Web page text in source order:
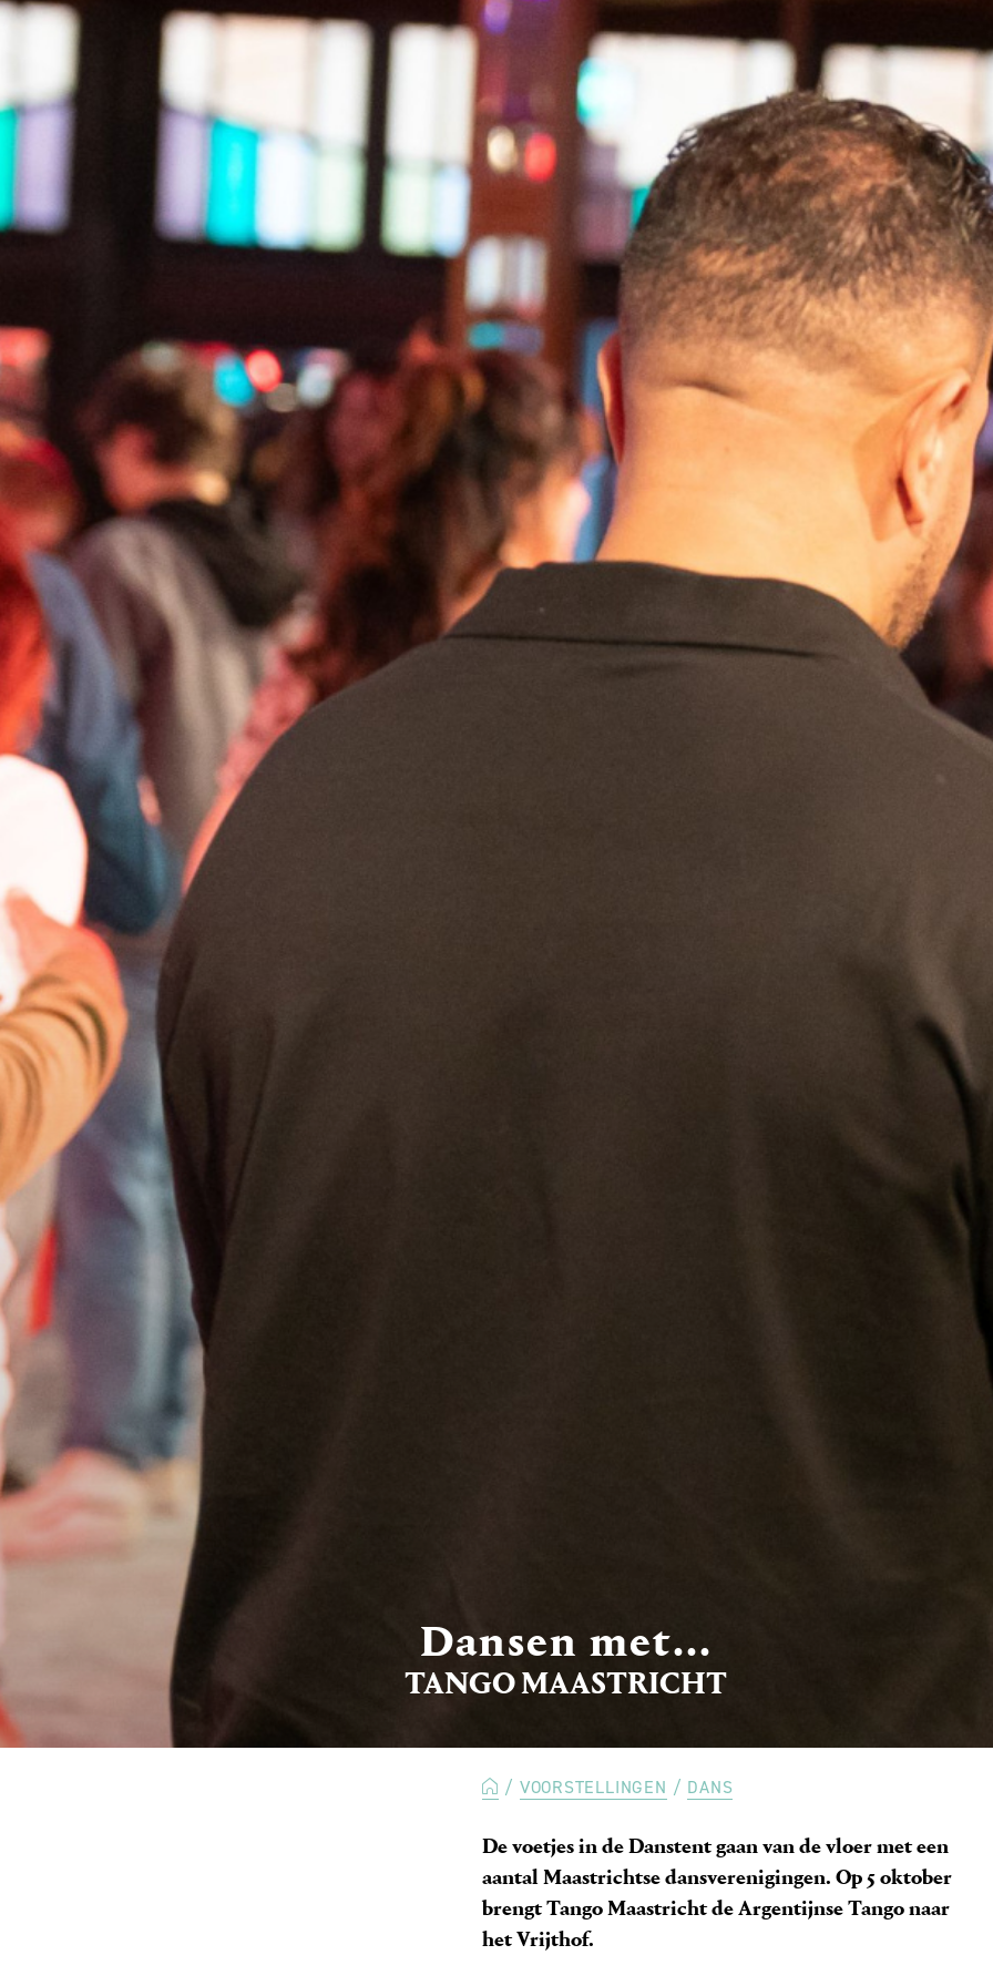
TANGO MAASTRICHT
Dansen met...
VOORSTELLINGEN DANS
De voetjes in de Danstent gaan van de vloer met een
aantal Maastrichtse dansverenigingen. Op 5 oktober
brengt Tango Maastricht de Argentijnse Tango naar
het Vrijthof.